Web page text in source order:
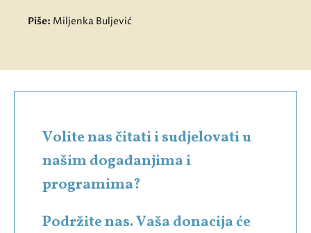
Piše: Miljenka Buljević
Volite nas čitati i sudjelovati u
našim događanjima i
programima?
Podržite nas. Vaša donacija će